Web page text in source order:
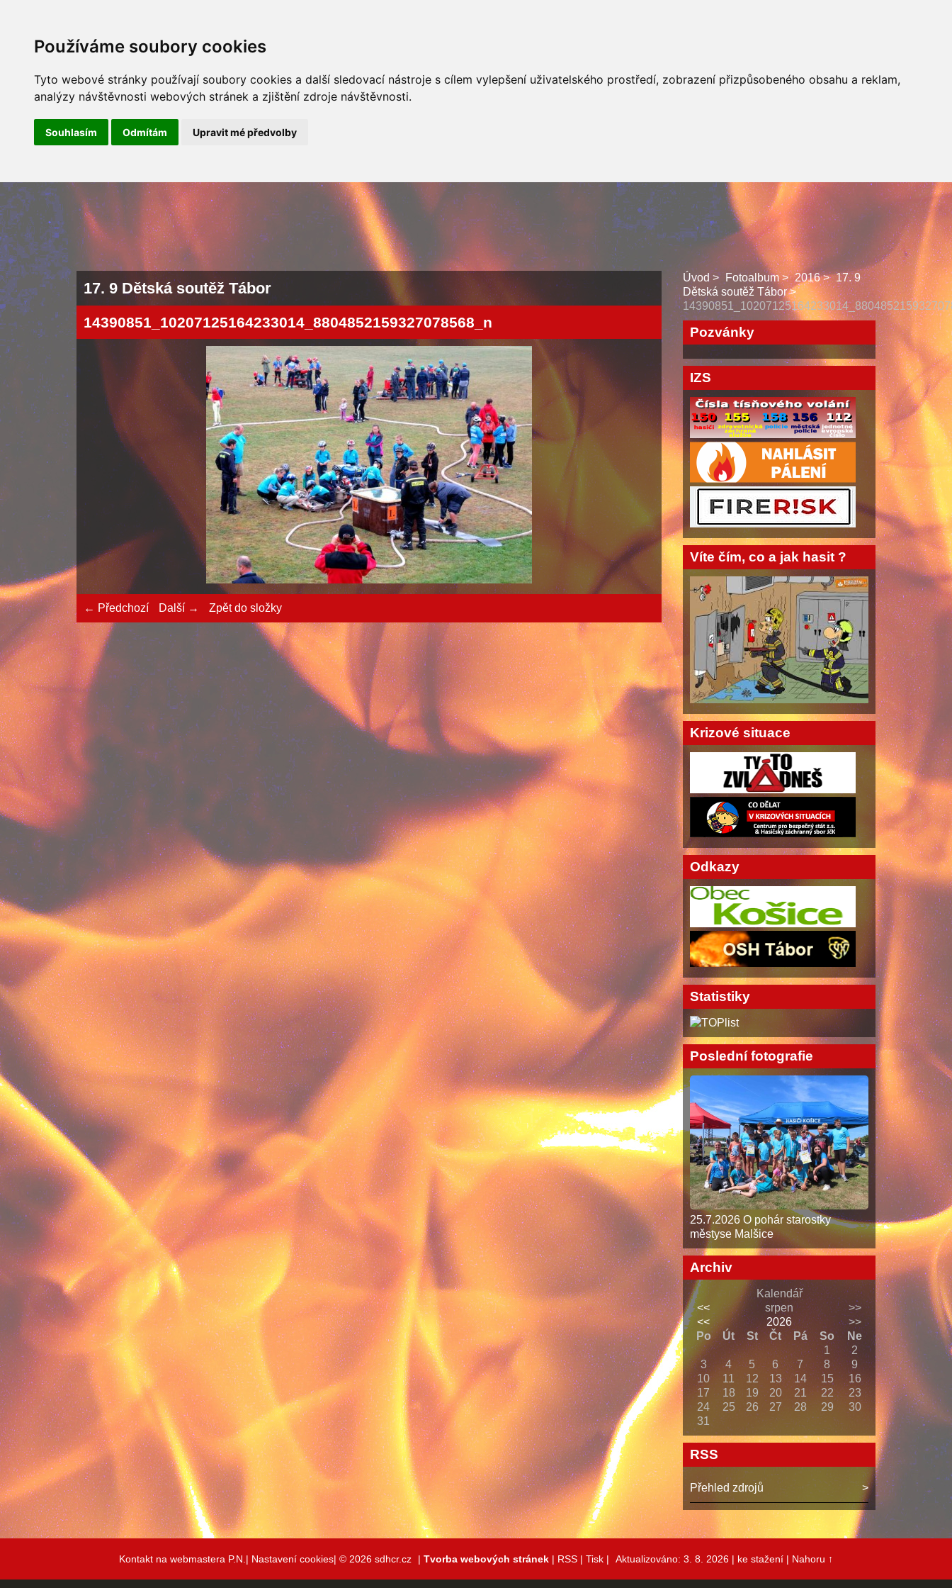
Používáme soubory cookies
Tyto webové stránky používají soubory cookies a další sledovací nástroje s cílem vylepšení uživatelského prostředí, zobrazení přizpůsobeného obsahu a reklam,
analýzy návštěvnosti webových stránek a zjištění zdroje návštěvnosti.
Souhlasím Odmítám Upravit mé předvolby
ÚVOD NOVINKY
17. 9 Dětská soutěž Tábor
14390851_10207125164233014_8804852159327078568_n
← Předchozí Další → Zpět do složky
Úvod Fotoalbum 2016
17. 9
Dětská soutěž Tábor
Pozvánky
IZS
Víte čím, co a jak hasit ?
Krizové situace
Odkazy
Statistiky
Poslední fotografie
25.7.2026 O pohár starostky
městyse Malšice
Archiv
Kalendář
<<
srpen
>>
<<
2026
>>
Po
Út St Čt Pá So
Ne
1
2
3
4 5 6 7 8
9
10
11 12 13 14 15
16
17
18 19 20 21 22
23
24
25 26 27 28 29
30
31
RSS
Přehled zdrojů
Kontakt na webmastera P.N.| Nastavení cookies| © 2026 sdhcr.cz | Tvorba webových stránek | RSS | Tisk | Aktualizováno: 3. 8. 2026 | ke stažení | Nahoru ↑